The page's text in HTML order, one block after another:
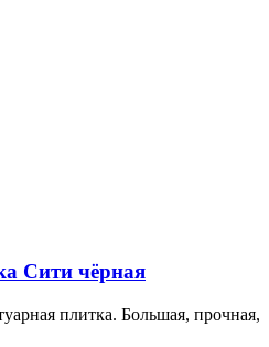
Сити чёрная
плитка. Большая, прочная,